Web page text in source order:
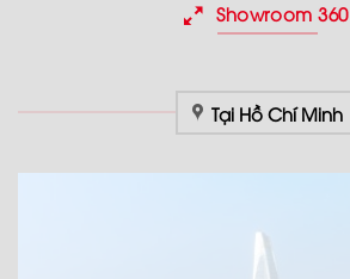
Showroom 360
Tại Hồ Chí Minh